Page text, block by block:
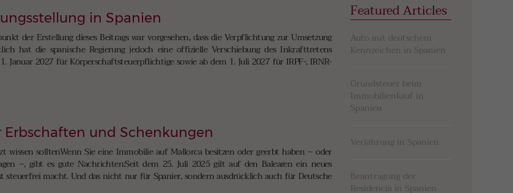
in Spanien
der Erstellung dieses Beitrags war vorgesehen, dass die Verpflichtung zur Umsetzung
hat die spanische Regierung jedoch eine offizielle Verschiebung des Inkrafttretens
2027 für Körperschaftsteuerpflichtige sowie ab dem 1. Juli 2027 für IRPF-, IRNR-
und Schenkungen
wissen solltenWenn Sie eine Immobilie auf Mallorca besitzen oder geerbt haben – oder
–, gibt es gute Nachrichten:Seit dem 25. Juli 2025 gilt auf den Balearen ein neues
steuerfrei macht. Und das nicht nur für Spanier, sondern ausdrücklich auch für Deutsche
Featured Articles
Auto mit deutschem
Kennzeichen in Spanien
Grundsteuer beim
Immobilienkauf in
Spanien
Verjährung in Spanien
Beantragung der
Residencia in Spanien